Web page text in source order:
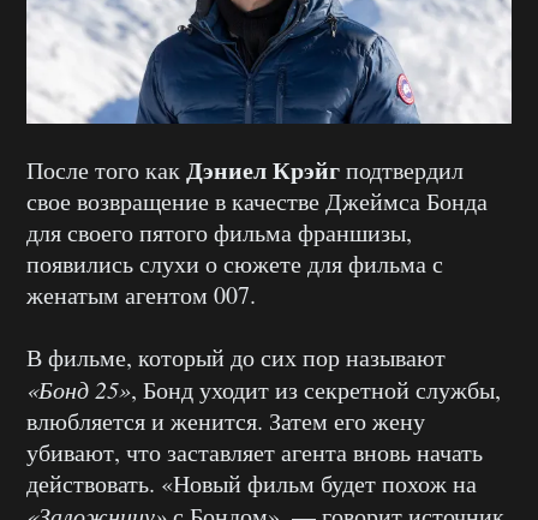
После того какДэниел Крэйгподтвердил
свое возвращение в качестве Джеймса Бонда
для своего пятого фильма франшизы,
появились слухи о сюжете для фильма с
женатым агентом 007.
В фильме, который до сих пор называют
«Бонд 25», Бонд уходит из секретной службы,
влюбляется и женится. Затем его жену
убивают, что заставляет агента вновь начать
действовать. «Новый фильм будет похож на